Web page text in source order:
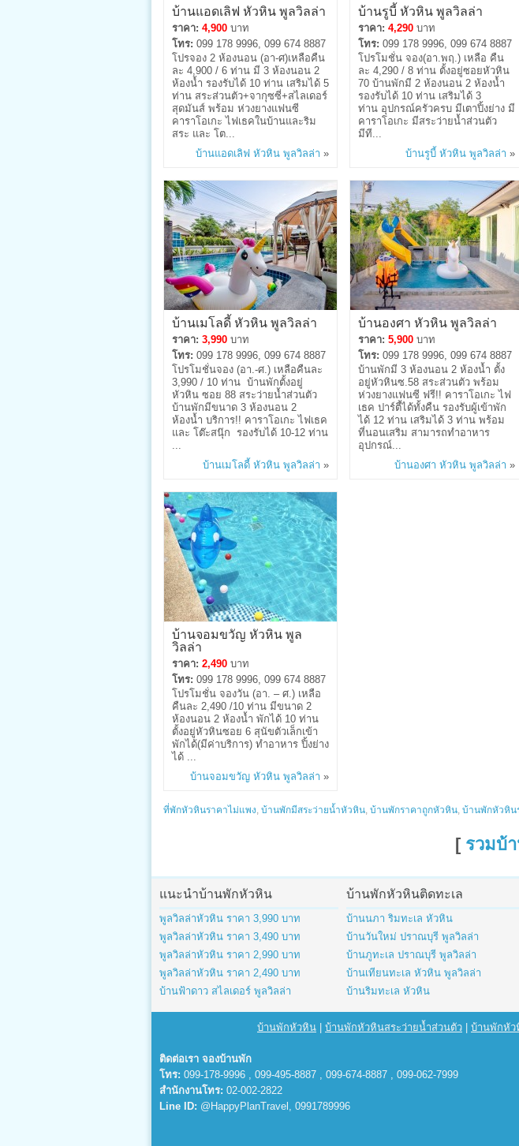
บ้านแอดเลิฟ หัวหิน พูลวิลล่า
ราคา: 4,900 บาท
โทร: 099 178 9996, 099 674 8887
โปรจอง 2 ห้องนอน (อา-ศ)เหลือคืน
ละ 4,900 / 6 ท่าน มี 3 ห้องนอน 2
ห้องน้ำ รองรับได้ 10 ท่าน เสริมได้ 5
ท่าน สระส่วนตัว+จากุซซี่+สไลเดอร์
สุดมันส์ พร้อม ห่วงยางแฟนซี
คาราโอเกะ ไฟเธคในบ้านและริม
สระ และ โต...
บ้านแอดเลิฟ หัวหิน พูลวิลล่า »
บ้านรูบี้ หัวหิน พูลวิลล่า
ราคา: 4,290 บาท
โทร: 099 178 9996, 099 674 8887
โปรโมชั่น จอง(อา.พฤ.) เหลือ คืน
ละ 4,290 / 8 ท่าน ตั้งอยู่ซอยหัวหิน
70 บ้านพักมี 2 ห้องนอน 2 ห้องน้ำ
รองรับได้ 10 ท่าน เสริมได้ 3
ท่าน อุปกรณ์ครัวครบ มีเตาปิ้งย่าง มี
คาราโอเกะ มีสระว่ายน้ำส่วนตัว
มีที...
บ้านรูบี้ หัวหิน พูลวิลล่า »
บ้านเมโลดี้ หัวหิน พูลวิลล่า
ราคา: 3,990 บาท
โทร: 099 178 9996, 099 674 8887
โปรโมชั่นจอง (อา.-ศ.) เหลือคืนละ
3,990 / 10 ท่าน บ้านพักตั้งอยู่
หัวหิน ซอย 88 สระว่ายน้ำส่วนตัว
บ้านพักมีขนาด 3 ห้องนอน 2
ห้องน้ำ บริการ!! คาราโอเกะ ไฟเธค
และ โต๊ะสนุ๊ก รองรับได้ 10-12 ท่าน
...
บ้านเมโลดี้ หัวหิน พูลวิลล่า »
บ้านองศา หัวหิน พูลวิลล่า
ราคา: 5,900 บาท
โทร: 099 178 9996, 099 674 8887
บ้านพักมี 3 ห้องนอน 2 ห้องน้ำ ตั้ง
อยู่หัวหินซ.58 สระส่วนตัว พร้อม
ห่วงยางแฟนซี ฟรี!! คาราโอเกะ ไฟ
เธค ปาร์ตี้ได้ทั้งคืน รองรับผู้เข้าพัก
ได้ 12 ท่าน เสริมได้ 3 ท่าน พร้อม
ที่นอนเสริม สามารถทำอาหาร
อุปกรณ์...
บ้านองศา หัวหิน พูลวิลล่า »
บ้านจอมขวัญ หัวหิน พูล
วิลล่า
ราคา: 2,490 บาท
โทร: 099 178 9996, 099 674 8887
โปรโมชั่น จองวัน (อา. – ศ.) เหลือ
คืนละ 2,490 /10 ท่าน มีขนาด 2
ห้องนอน 2 ห้องน้ำ พักได้ 10 ท่าน
ตั้งอยู่หัวหินซอย 6 สุนัขตัวเล็กเข้า
พักได้(มีค่าบริการ) ทำอาหาร ปิ้งย่าง
ได้ ...
บ้านจอมขวัญ หัวหิน พูลวิลล่า »
ที่พักหัวหินราคาไม่แพง, บ้านพักมีสระว่ายน้ำหัวหิน, บ้านพักราคาถูกหัวหิน, บ้านพักหัวหิน
[ รวมบ้
แนะนำบ้านพักหัวหิน
พูลวิลล่าหัวหิน ราคา 3,990 บาท
พูลวิลล่าหัวหิน ราคา 3,490 บาท
พูลวิลล่าหัวหิน ราคา 2,990 บาท
พูลวิลล่าหัวหิน ราคา 2,490 บาท
บ้านฟ้าดาว สไลเดอร์ พูลวิลล่า
บ้านพักหัวหินติดทะเล
บ้านนภา ริมทะเล หัวหิน
บ้านวันใหม่ ปราณบุรี พูลวิลล่า
บ้านภูทะเล ปราณบุรี พูลวิลล่า
บ้านเทียนทะเล หัวหิน พูลวิลล่า
บ้านริมทะเล หัวหิน
บ้านพักหัวหิน บ้านพักหัวหินสระว่ายน้ำส่วนตัว บ้านพักหัว
ติดต่อเรา จองบ้านพัก
โทร: 099-178-9996 , 099-495-8887 , 099-674-8887 , 099-062-7999
สำนักงานโทร: 02-002-2822
Line ID: @HappyPlanTravel, 0991789996